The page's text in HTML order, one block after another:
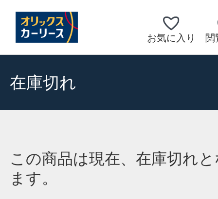
お気に入り 閲
在庫切れ
この商品は現在、在庫切れ
ます。